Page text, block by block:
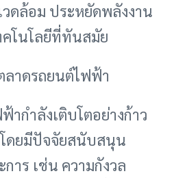
ดล้อม ประหยัดพลังงาน
โนโลยีที่ทันสมัย
ลาดรถยนต์ไฟฟ้า
ากำลังเติบโตอย่างก้าว
โดยมีปัจจัยสนับสนุน
าร เช่น ความกังวล